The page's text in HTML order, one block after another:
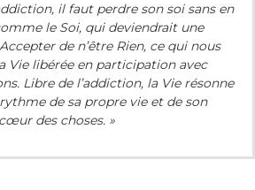
il faut perdre son soi sans en
le Soi, qui deviendrait une
de n’être Rien, ce qui nous
Vie libérée en participation avec
Libre de l’addiction, la Vie résonne
de sa propre vie et de son
des choses. »